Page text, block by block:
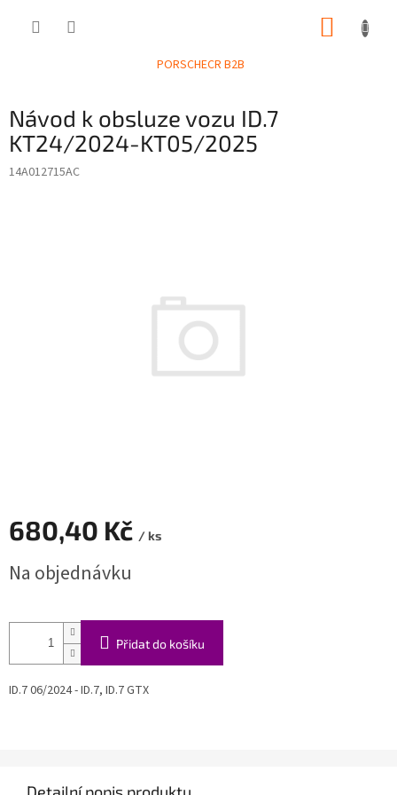
PORSCHECR B2B
Návod k obsluze vozu ID.7
KT24/2024-KT05/2025
14A012715AC
680,40 Kč / ks
cena:
Na objednávku
Přidat do košíku
ID.7 06/2024 - ID.7, ID.7 GTX